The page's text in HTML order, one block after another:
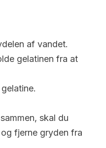
af vandet.
gelatinen fra at
skal du
fjerne gryden fra